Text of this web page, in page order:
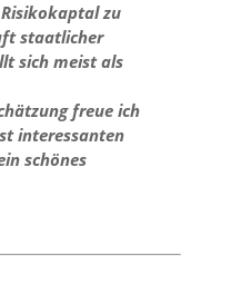
zu
staatlicher
sich meist als
freue ich
interessanten
schönes